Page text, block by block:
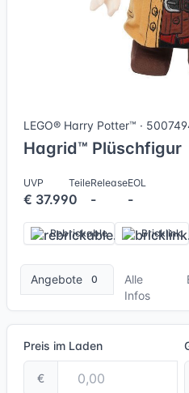
LEGO® Harry Potter™ ·
Hagrid™ Plüschfigur
UVP
€ 37.99
Teile
0
Release
-
EOL
-
Rebrickable Bricklink
Angebote 0
Alle
Infos
Preis im Laden
€